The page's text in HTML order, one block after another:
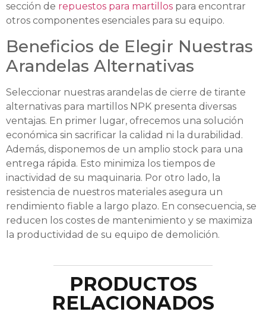
sección de repuestos para martillos para encontrar
otros componentes esenciales para su equipo.
Beneficios de Elegir Nuestras
Arandelas Alternativas
Seleccionar nuestras arandelas de cierre de tirante
alternativas para martillos NPK presenta diversas
ventajas. En primer lugar, ofrecemos una solución
económica sin sacrificar la calidad ni la durabilidad.
Además, disponemos de un amplio stock para una
entrega rápida. Esto minimiza los tiempos de
inactividad de su maquinaria. Por otro lado, la
resistencia de nuestros materiales asegura un
rendimiento fiable a largo plazo. En consecuencia, se
reducen los costes de mantenimiento y se maximiza
la productividad de su equipo de demolición.
PRODUCTOS
RELACIONADOS